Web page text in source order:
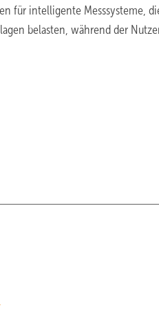
für intelligente Messsysteme,
belasten, während der